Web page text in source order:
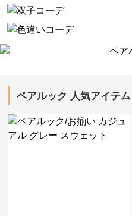
ペアルック 人気アイテム